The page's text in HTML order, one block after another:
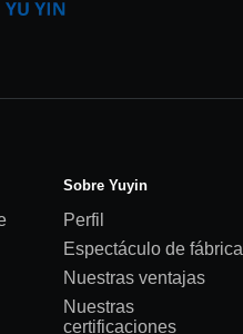
Sobre Yuyin
Perfil
Espectáculo de fábrica
Nuestras ventajas
Nuestras
certificaciones